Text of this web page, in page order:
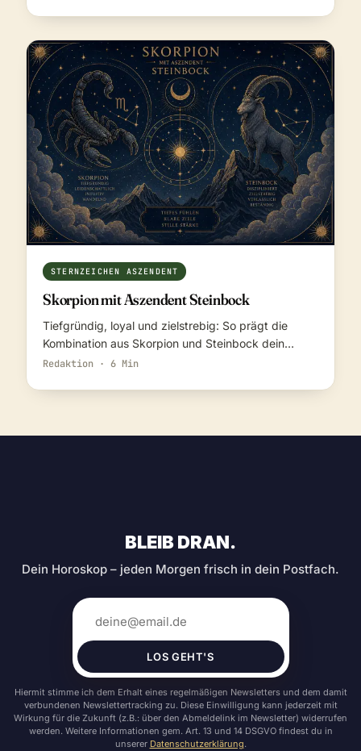
STERNZEICHEN ASZENDENT
Skorpion mit Aszendent Steinbock
Tiefgründig, loyal und zielstrebig: So prägt die
Kombination aus Skorpion und Steinbock dein…
Redaktion · 6 Min
BLEIB DRAN.
Dein Horoskop – jeden Morgen frisch in dein Postfach.
LOS GEHT'S
Hiermit stimme ich dem Erhalt eines regelmäßigen Newsletters und dem damit
verbundenen Newslettertracking zu. Diese Einwilligung kann jederzeit mit
Wirkung für die Zukunft (z.B.: über den Abmeldelink im Newsletter) widerrufen
werden. Weitere Informationen gem. Art. 13 und 14 DSGVO findest du in
unserer Datenschutzerklärung.